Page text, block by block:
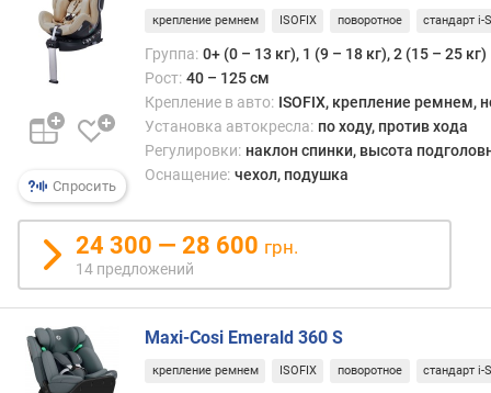
Спросить
крепление ремнем ISOFIX поворотное стандарт i-
Группа: 0+ (0 – 13 кг), 1 (9 – 18 кг), 2 (15 – 25 кг)
Рост: 40 – 125 см
Крепление в авто: ISOFIX, крепление ремнем,
Установка автокресла: по ходу, против хода
Регулировки: наклон спинки, высота
Оснащение: чехол, подушка
24 300 — 28 600 грн.
14 предложений
Maxi-Cosi Emerald 360 S
крепление ремнем ISOFIX поворотное стандарт i-